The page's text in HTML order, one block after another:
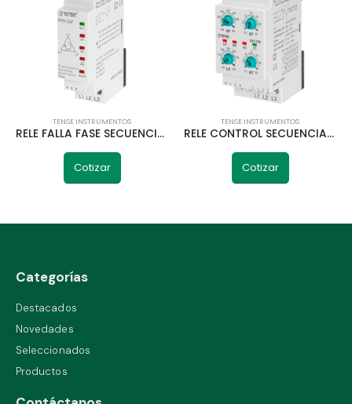
TENSE INSTRUMENTOS
RELE FALLA FASE SECUENCIA ASIMETRIA FKV-24F TENSE
Cotizar
TENSE INSTRUMENTOS
RELE CONTROL SECUENCIA BAJA TENSION GKT-03F TENSE TRIFASICO
Cotizar
Categorías
Destacados
Novedades
Seleccionados
Productos